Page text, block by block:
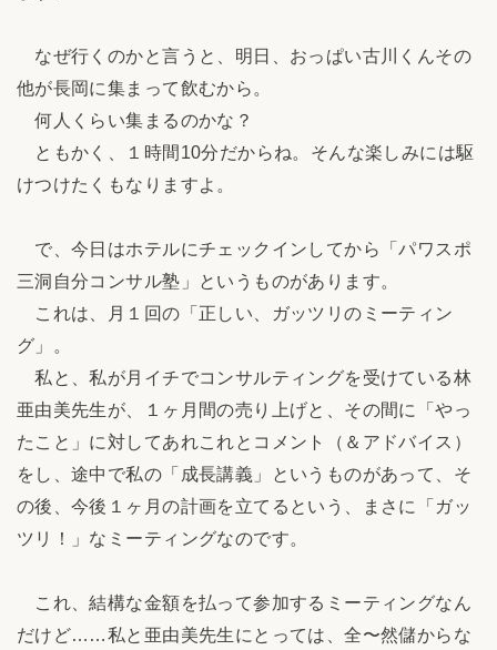
なぜ行くのかと言うと、明日、おっぱい古川くんその
他が長岡に集まって飲むから。
何人くらい集まるのかな？
ともかく、１時間10分だからね。そんな楽しみには駆
けつけたくもなりますよ。
で、今日はホテルにチェックインしてから「パワスポ
三洞自分コンサル塾」というものがあります。
これは、月１回の「正しい、ガッツリのミーティン
グ」。
私と、私が月イチでコンサルティングを受けている林
亜由美先生が、１ヶ月間の売り上げと、その間に「やっ
たこと」に対してあれこれとコメント（＆アドバイス）
をし、途中で私の「成長講義」というものがあって、そ
の後、今後１ヶ月の計画を立てるという、まさに「ガッ
ツリ！」なミーティングなのです。
これ、結構な金額を払って参加するミーティングなん
だけど……私と亜由美先生にとっては、全〜然儲からな